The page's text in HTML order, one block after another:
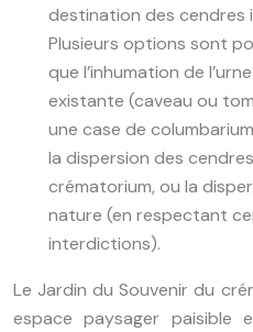
destination des cendres
Plusieurs options sont
que l’inhumation de
existante (caveau ou
une case de
la dispersion des
crématorium, ou la
nature (en respectant
interdictions).
Le Jardin du Souvenir du
espace paysager paisible